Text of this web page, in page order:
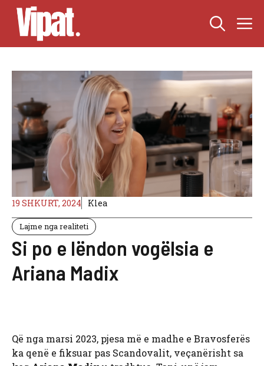
Skip
content
19 SHKURT, 2024 Klea
Lajme nga realiteti
Si po e lëndon vogëlsia e
Ariana Madix
Që nga marsi 2023, pjesa më e madhe e Bravosferës
ka qenë e fiksuar pas Scandovalit, veçanërisht sa